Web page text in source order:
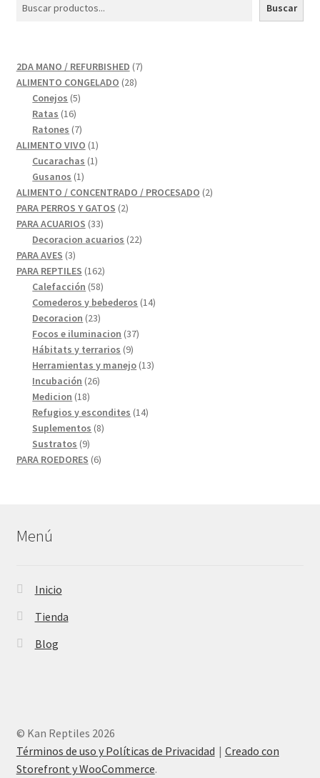
Buscar
2DA MANO / REFURBISHED 77
ALIMENTO CONGELADO 2828
Conejos 55
Ratas 1616
productos
Ratones 77
productos
ALIMENTO VIVO 11
producto
Cucarachas 11
Gusanos 11
producto
ALIMENTO / CONCENTRADO / PROCESADO 22
PARA PERROS Y GATOS 22
PARA ACUARIOS 3333
productos
Decoracion acuarios 2222
PARA AVES 33
productos
PARA REPTILES 162162
productos
Calefacción 5858
productos
Comederos y bebederos 1414
Decoracion 2323
productos
Focos e iluminacion 3737
Hábitats y terrarios 99
productos
Herramientas y manejo 1313
Incubación 2626
Medicion 1818
productos
Refugios y escondites 1414
Suplementos 88
Sustratos 99
productos
PARA ROEDORES 66
Menú
Inicio
Tienda
Blog
© Kan Reptiles 2026
Términos de uso y Políticas de Privacidad
Creado con
Storefront y WooCommerce.